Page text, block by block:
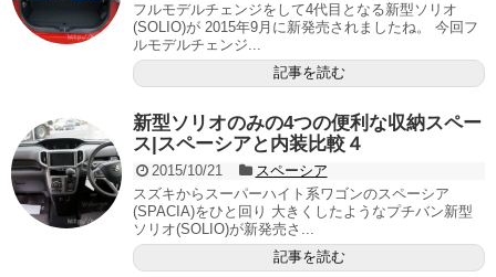
フルモデルチェンジをして4代目となる新型ソリオ
(SOLIO)が 2015年9月に新発売されましたね。 今回フ
ルモデルチェンジ...
記事を読む
新型ソリオのみの4つの便利な収納スペー
ス|スペーシアと内装比較４
2015/10/21
スペーシア
スズキからスーパーハイト系ワゴンのスペーシア
(SPACIA)をひと回り 大きくしたようなプチバン新型
ソリオ(SOLIO)が新発売さ...
記事を読む